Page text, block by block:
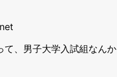
、男子大学入試組なんか